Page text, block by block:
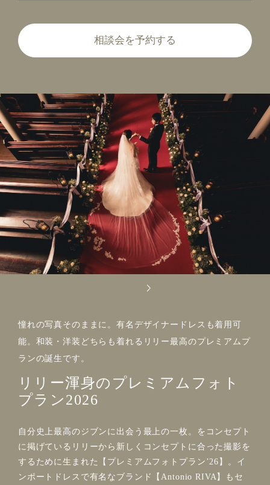
相談会を予約する
憧れの写真そのままに。有名デザイナードレスも着用可
能。和装・洋装どちらも着れるリリー最高のプレミアムプ
ランの誕生です。
リリー渾身のプレミアムフォト
プラン2026
自分史上最高のジブンに出会う最上の一枚。をコンセプト
に掲げているリリーから新しくコンセプトに合った撮影を
するために生まれた【プレミアムフォトプランʼ26】。イ
ンポートドレスで有名なブランド【Antonio RIVA】もセ